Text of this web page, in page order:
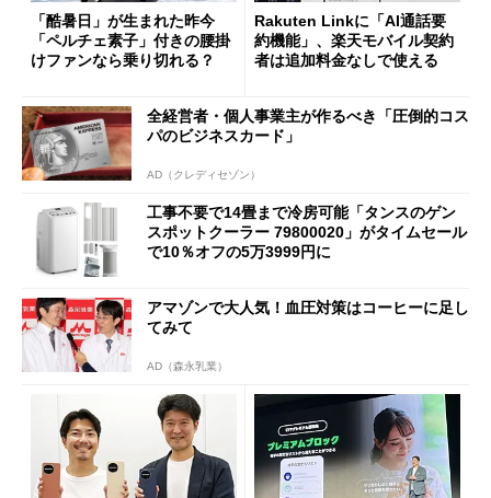
「酷暑日」が生まれた昨今
「ペルチェ素子」付きの腰掛
けファンなら乗り切れる？
Rakuten Linkに「AI通話要
約機能」、楽天モバイル契約
者は追加料金なしで使える
全経営者・個人事業主が作るべき「圧倒的コス
パのビジネスカード」
AD（クレディセゾン）
工事不要で14畳まで冷房可能「タンスのゲン
スポットクーラー 79800020」がタイムセール
で10％オフの5万3999円に
アマゾンで大人気！血圧対策はコーヒーに足し
てみて
AD（森永乳業）